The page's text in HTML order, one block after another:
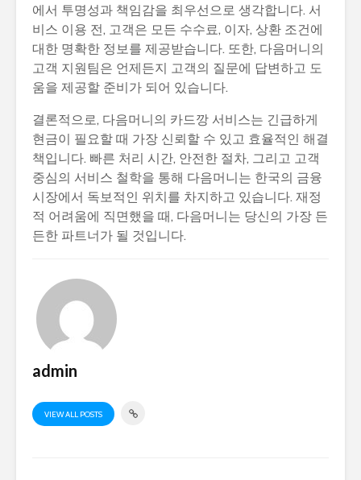
에서 투명성과 책임감을 최우선으로 생각합니다. 서
비스 이용 전, 고객은 모든 수수료, 이자, 상환 조건에
대한 명확한 정보를 제공받습니다. 또한, 다음머니의
고객 지원팀은 언제든지 고객의 질문에 답변하고 도
움을 제공할 준비가 되어 있습니다.
결론적으로, 다음머니의 카드깡 서비스는 긴급하게
현금이 필요할 때 가장 신뢰할 수 있고 효율적인 해결
책입니다. 빠른 처리 시간, 안전한 절차, 그리고 고객
중심의 서비스 철학을 통해 다음머니는 한국의 금융
시장에서 독보적인 위치를 차지하고 있습니다. 재정
적 어려움에 직면했을 때, 다음머니는 당신의 가장 든
든한 파트너가 될 것입니다.
admin
VIEW ALL POSTS